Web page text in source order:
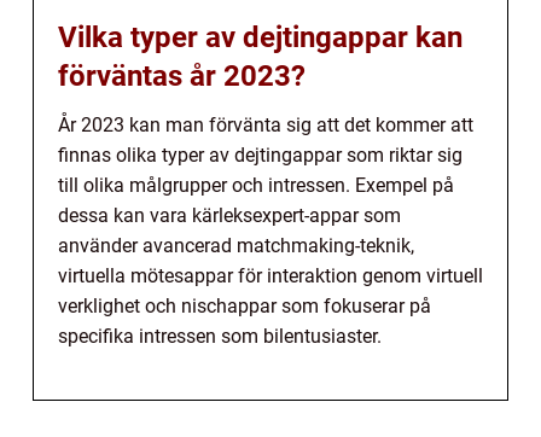
Vilka typer av dejtingappar kan
förväntas år 2023?
År 2023 kan man förvänta sig att det kommer att
finnas olika typer av dejtingappar som riktar sig
till olika målgrupper och intressen. Exempel på
dessa kan vara kärleksexpert-appar som
använder avancerad matchmaking-teknik,
virtuella mötesappar för interaktion genom virtuell
verklighet och nischappar som fokuserar på
specifika intressen som bilentusiaster.